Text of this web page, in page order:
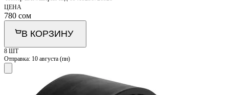
ЦЕНА
780 сом
В КОРЗИНУ
8 ШТ
Отправка: 10 августа (пн)